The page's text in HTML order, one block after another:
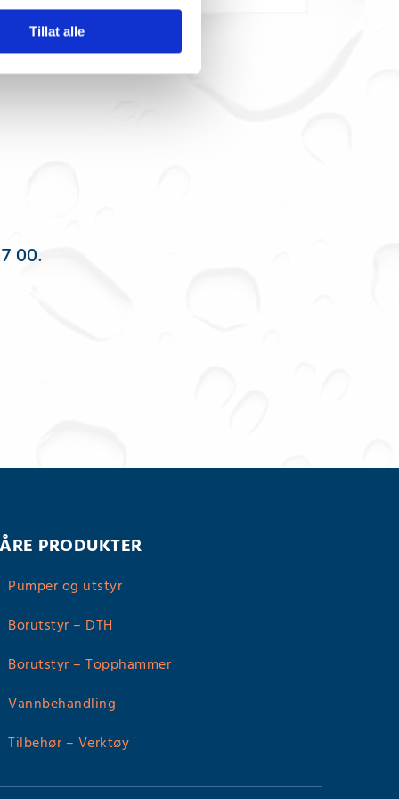
Tillat alle
00.
PRODUKTER
Pumper og utstyr
Borutstyr – DTH
Borutstyr – Topphammer
Vannbehandling
Tilbehør – Verktøy